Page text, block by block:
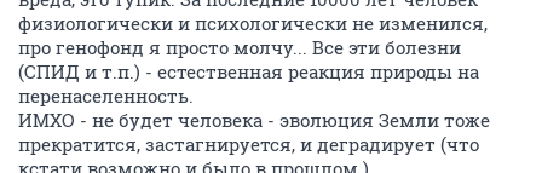
физиологически и психологически не изменился,
про генофонд я просто молчу... Все эти болезни
(СПИД и т.п.) - естественная реакция природы на
перенаселенность.
ИМХО - не будет человека - эволюция Земли тоже
прекратится, застагнируется, и деградирует (что
кстати возможно и было в прошлом )